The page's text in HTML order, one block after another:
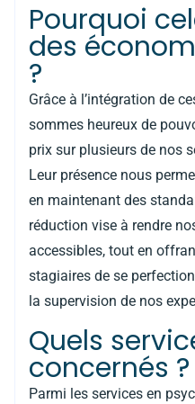
Pourquoi
des
?
Grâce à l’intégration de
sommes heureux de
prix sur plusieurs de nos
Leur présence nous
en maintenant des
réduction vise à rendre
accessibles, tout en
stagiaires de se
la supervision de nos
Quels
concernés ?
Parmi les services en